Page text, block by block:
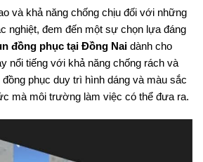
và khả năng chống chịu đối với những
nghiệt, đem đến một sự chọn lựa đáng
đồng phục tại Đồng Nai dành cho
nổi tiếng với khả năng chống rách và
phục duy trì hình dáng và màu sắc
mà môi trường làm việc có thể đưa ra.